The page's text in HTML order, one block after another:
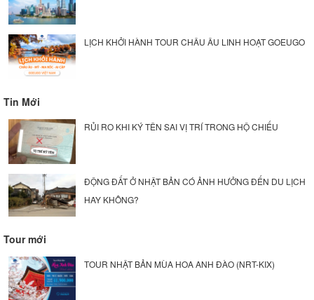
LỊCH KHỞI HÀNH TOUR CHÂU ÂU LINH HOẠT GOEUGO
Tin Mới
RỦI RO KHI KÝ TÊN SAI VỊ TRÍ TRONG HỘ CHIẾU
ĐỘNG ĐẤT Ở NHẬT BẢN CÓ ẢNH HƯỞNG ĐẾN DU LỊCH
HAY KHÔNG?
Tour mới
TOUR NHẬT BẢN MÙA HOA ANH ĐÀO (NRT-KIX)